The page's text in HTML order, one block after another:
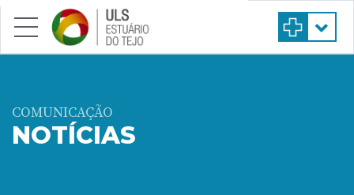
Saltar para conteúdo principal
COMUNICAÇÃO
NOTÍCIAS